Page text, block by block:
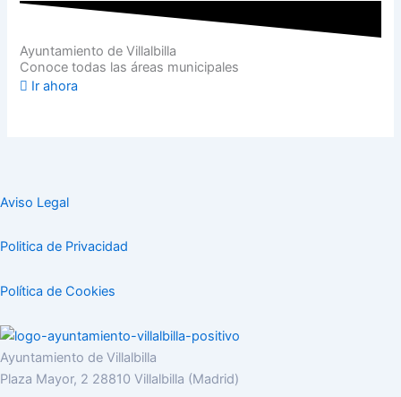
Ayuntamiento de Villalbilla
Conoce todas las áreas municipales
Ir ahora
Aviso Legal
Politica de Privacidad
Política de Cookies
Ayuntamiento de Villalbilla
Plaza Mayor, 2 28810 Villalbilla (Madrid)